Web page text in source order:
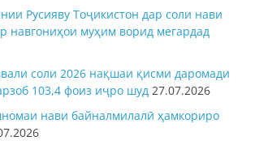
Русияву Тоҷикистон дар соли нави
навгониҳои муҳим ворид мегардад
соли 2026 нақшаи қисми даромади
103,4 фоиз иҷро шуд 27.07.2026
нави байналмилалӣ ҳамкориро